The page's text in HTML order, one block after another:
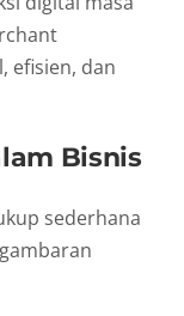
efisien, dan
Bisnis
sederhana
gambaran